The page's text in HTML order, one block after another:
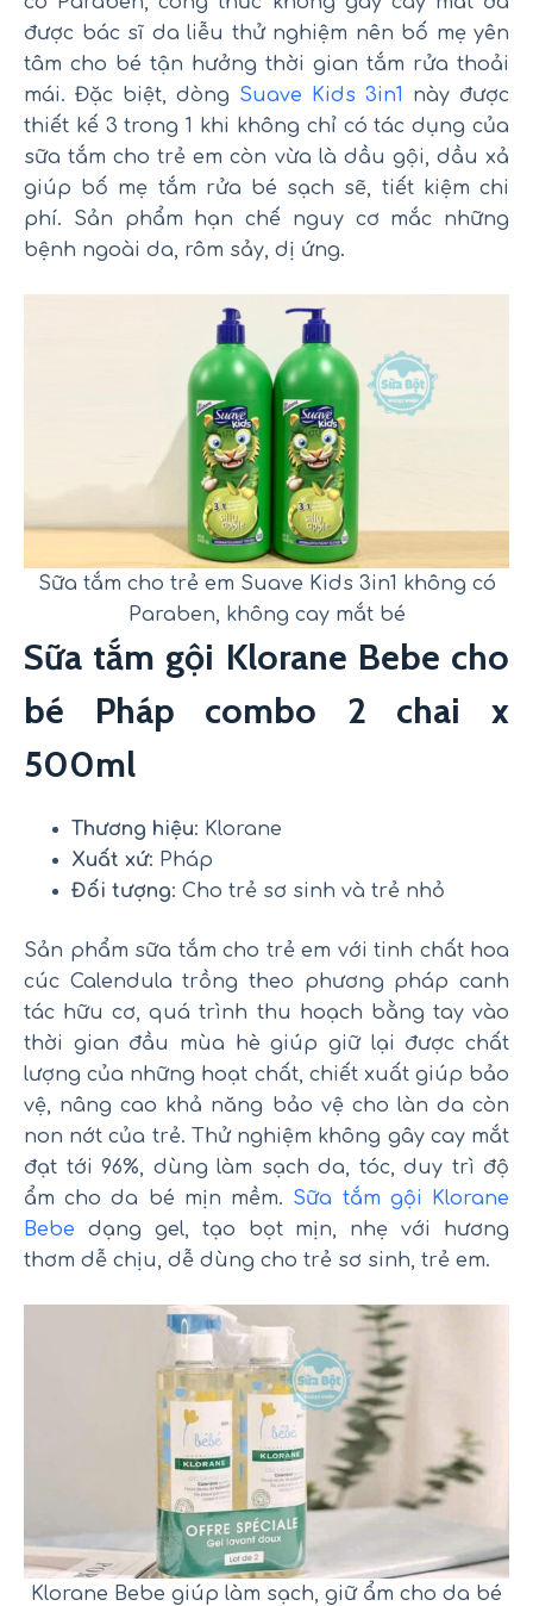
được bác sĩ da liễu thử nghiệm nên bố mẹ yên
tâm cho bé tận hưởng thời gian tắm rửa thoải
mái. Đặc biệt, dòng Suave Kids 3in1
này được
thiết kế 3 trong 1 khi không chỉ có tác dụng của
sữa tắm cho trẻ em còn vừa là dầu gội, dầu xả
giúp bố mẹ tắm rửa bé sạch sẽ, tiết kiệm chi
phí. Sản phẩm hạn chế nguy cơ mắc những
bệnh ngoài da, rôm sảy, dị ứng.
Sữa tắm cho trẻ em Suave Kids 3in1 không có
Paraben, không cay mắt bé
Sữa tắm gội Klorane Bebe cho
bé Pháp combo 2 chai x
500ml
Thương hiệu: Klorane
Xuất xứ: Pháp
Đối tượng: Cho trẻ sơ sinh và trẻ nhỏ
Sản phẩm sữa tắm cho trẻ em với tinh chất hoa
cúc Calendula trồng theo phương pháp canh
tác hữu cơ, quá trình thu hoạch bằng tay vào
thời gian đầu mùa hè giúp giữ lại được chất
lượng của những hoạt chất, chiết xuất giúp bảo
vệ, nâng cao khả năng bảo vệ cho làn da còn
non nớt của trẻ. Thử nghiệm không gây cay mắt
đạt tới 96%, dùng làm sạch da, tóc, duy trì độ
ẩm cho da bé mịn mềm. Sữa tắm gội Klorane
Bebe dạng gel, tạo bọt mịn, nhẹ với hương
thơm dễ chịu, dễ dùng cho trẻ sơ sinh, trẻ em.
Klorane Bebe giúp làm sạch, giữ ẩm cho da bé